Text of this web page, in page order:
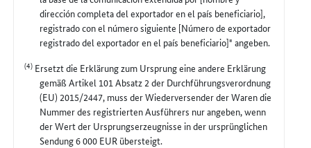
dirección completa del exportador en el país beneficiario],
registrado con el número siguiente [Número de exportador
registrado del exportador en el país beneficiario]" angeben.
(4) Ersetzt die Erklärung zum Ursprung eine andere Erklärung
gemäß Artikel 101 Absatz 2 der Durchführungsverordnung
(EU) 2015/2447, muss der Wiederversender der Waren die
Nummer des registrierten Ausführers nur angeben, wenn
der Wert der Ursprungserzeugnisse in der ursprünglichen
Sendung 6 000 EUR übersteigt.